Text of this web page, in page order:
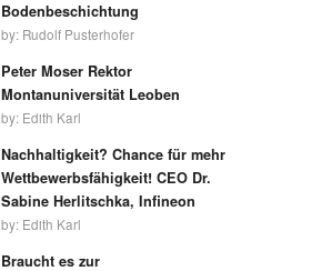
Bodenbeschichtung
by: Rudolf Pusterhofer
Peter Moser Rektor
Montanuniversität Leoben
by: Edith Karl
Nachhaltigkeit? Chance für mehr
Wettbewerbsfähigkeit! CEO Dr.
Sabine Herlitschka, Infineon
by: Edith Karl
Braucht es zur